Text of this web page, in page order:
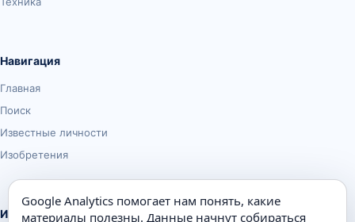
Навигация
Главная
Поиск
Известные личности
Изобретения
Информация
Google Analytics помогает нам понять, какие
материалы полезны. Данные начнут собираться